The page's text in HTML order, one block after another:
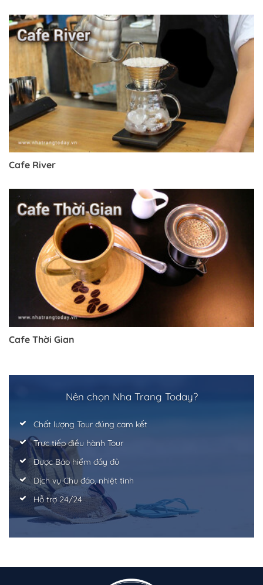
Trở về trang trước đó
Cafe River
Cafe Thời Gian
Nên chọn Nha Trang Today?
Chất lượng Tour đúng cam kết
Trực tiếp điều hành Tour
Được Bảo hiểm đầy đủ
Dịch vụ Chu đáo, nhiệt tình
Hỗ trợ 24/24